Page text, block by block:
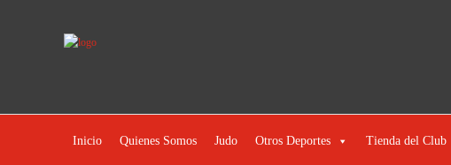
Inicio Quienes Somos Judo Otros Deportes Tienda del Club